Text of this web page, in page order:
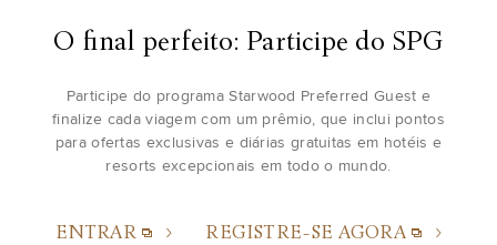
O final perfeito: Participe do SPG
Participe do programa Starwood Preferred Guest e
finalize cada viagem com um prêmio, que inclui pontos
para ofertas exclusivas e diárias gratuitas em hotéis e
resorts excepcionais em todo o mundo.
ENTRAR REGISTRE-SE AGORA